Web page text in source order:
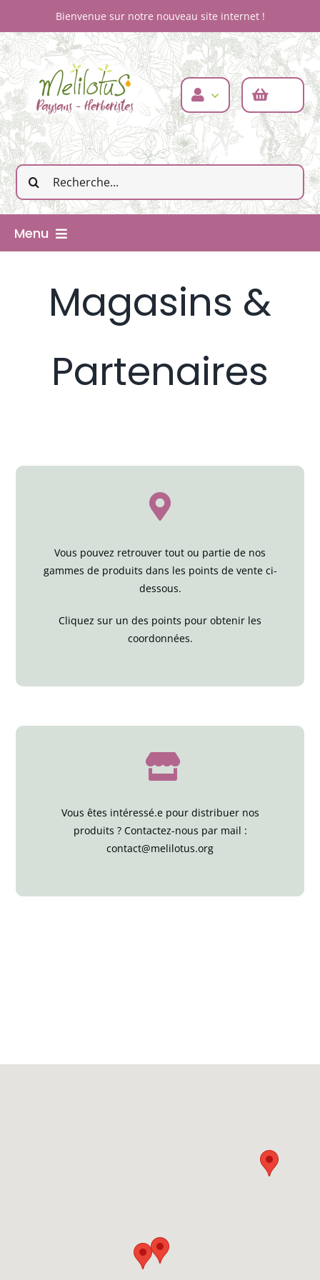
contenu
Bienvenue sur notre nouveau site internet !
Rechercher:
Menu
La ferme & nous
Nos produits
Ateliers & Formations
Nous trouver
Magasins &
Partenaires
Vous pouvez retrouver tout ou partie de nos
gammes de produits dans les points de vente ci-
dessous.
Cliquez sur un des points pour obtenir les
coordonnées.
Vous êtes intéressé.e pour distribuer nos
produits ? Contactez-nous par mail :
contact@melilotus.org